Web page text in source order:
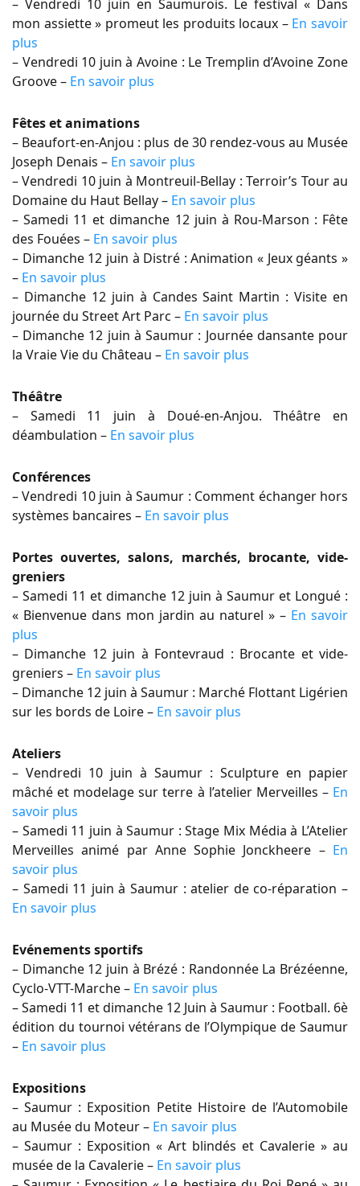
– Vendredi 10 juin en Saumurois. Le festival « Dans
mon assiette » promeut les produits locaux –En savoir
plus
– Vendredi 10 juin à Avoine : Le Tremplin d’Avoine Zone
Groove – En savoir plus
Fêtes et animations
– Beaufort-en-Anjou : plus de 30 rendez-vous au Musée
Joseph Denais – En savoir plus
– Vendredi 10 juin à Montreuil-Bellay : Terroir’s Tour au
Domaine du Haut Bellay – En savoir plus
– Samedi 11 et dimanche 12 juin à Rou-Marson : Fête
des Fouées – En savoir plus
– Dimanche 12 juin à Distré : Animation « Jeux géants »
– En savoir plus
– Dimanche 12 juin à Candes Saint Martin : Visite en
journée du Street Art Parc – En savoir plus
– Dimanche 12 juin à Saumur : Journée dansante pour
la Vraie Vie du Château – En savoir plus
Théâtre
– Samedi 11 juin à Doué-en-Anjou. Théâtre en
déambulation – En savoir plus
Conférences
– Vendredi 10 juin à Saumur : Comment échanger hors
systèmes bancaires – En savoir plus
Portes ouvertes, salons, marchés, brocante, vide-
greniers
– Samedi 11 et dimanche 12 juin à Saumur et Longué :
« Bienvenue dans mon jardin au naturel » – En savoir
plus
– Dimanche 12 juin à Fontevraud : Brocante et vide-
greniers – En savoir plus
– Dimanche 12 juin à Saumur : Marché Flottant Ligérien
sur les bords de Loire – En savoir plus
Ateliers
– Vendredi 10 juin à Saumur : Sculpture en papier
mâché et modelage sur terre à l’atelier Merveilles – En
savoir plus
– Samedi 11 juin à Saumur : Stage Mix Média à L’Atelier
Merveilles animé par Anne Sophie Jonckheere – En
savoir plus
– Samedi 11 juin à Saumur : atelier de co-réparation –
En savoir plus
Evénements sportifs
– Dimanche 12 juin à Brézé : Randonnée La Brézéenne,
Cyclo-VTT-Marche – En savoir plus
– Samedi 11 et dimanche 12 Juin à Saumur : Football. 6è
édition du tournoi vétérans de l’Olympique de Saumur
– En savoir plus
Expositions
– Saumur : Exposition Petite Histoire de l’Automobile
au Musée du Moteur – En savoir plus
– Saumur : Exposition « Art blindés et Cavalerie » au
musée de la Cavalerie – En savoir plus